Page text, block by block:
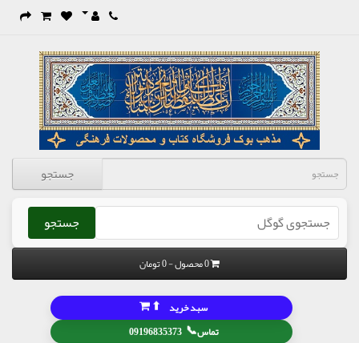
جستجو
جستجو
0 محصول - 0 تومان
تماس📞
09196835373
سبد خرید ⬆